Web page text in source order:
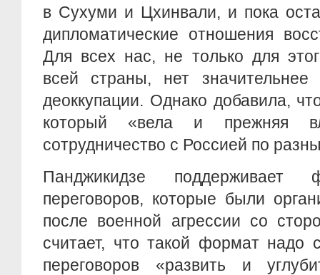
в Сухуми и Цхинвали, и пока
дипломатические отношения
Для всех нас, не только для
всей страны, нет
деоккупации. Однако добавила,
который «вела и прежняя
сотрудничество с Россией по
Панджикидзе поддерживает
переговоров, которые были
после военной агрессии со
считает, что такой формат надо
переговоров «развить и